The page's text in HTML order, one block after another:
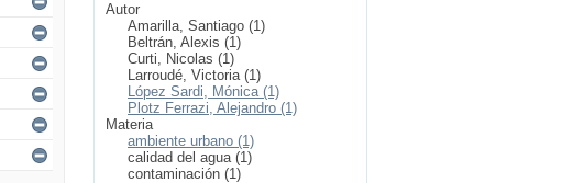
Autor
Amarilla, Santiago (1)
Beltrán, Alexis (1)
Curti, Nicolas (1)
Larroudé, Victoria (1)
López Sardi, Mónica (1)
Plotz Ferrazi, Alejandro (1)
Materia
ambiente urbano (1)
calidad del agua (1)
contaminación (1)